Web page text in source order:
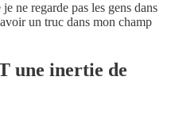
ne regarde pas les gens dans
un truc dans mon champ
une inertie de